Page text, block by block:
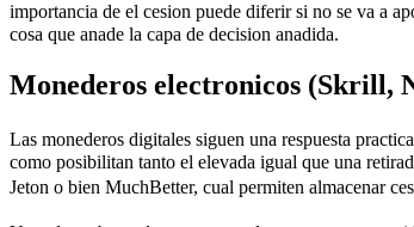
importancia de el cesion puede diferir si no se va a
cosa que anade la capa de decision anadida.
Monederos electronicos (Skrill,
Las monederos digitales siguen una respuesta
como posibilitan tanto el elevada igual que una
Jeton o bien MuchBetter, cual permiten almacenar